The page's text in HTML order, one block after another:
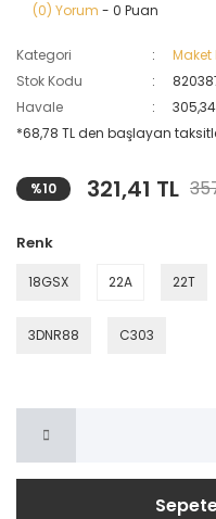
(0) Yorum - 0 Puan
Kategori
Maket
Stok Kodu
Havale
*68,78 TL den başlayan
%10 321,41 TL
Renk
18GSX 22A 22T
3DNR88 C303